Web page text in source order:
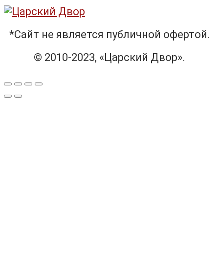
*Сайт не является публичной офертой.
© 2010-2023, «Царский Двор».